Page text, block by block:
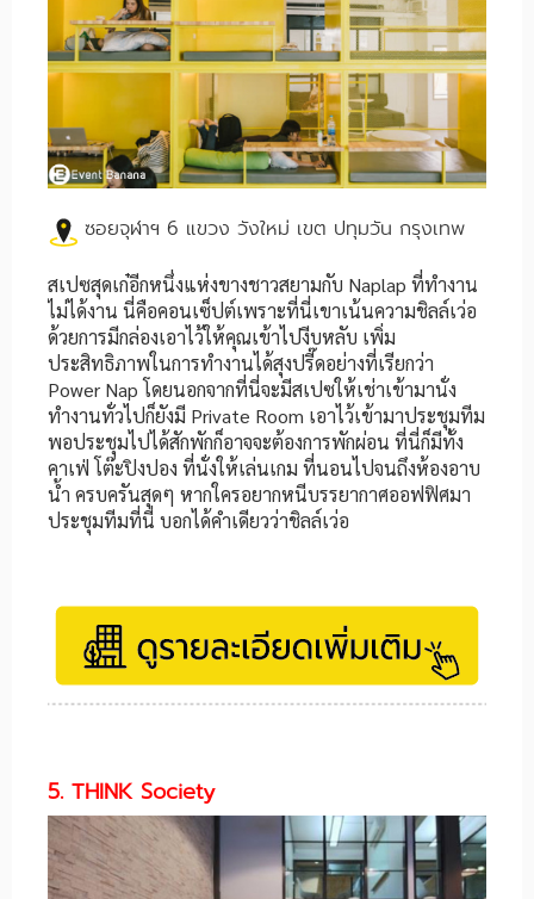
ซอยจุฬาฯ 6 แขวง วังใหม่ เขต ปทุมวัน กรุงเทพ
สเปซสุดเก๋อีกหนึ่งแห่งขางชาวสยามกับ Naplap ที่ทำงาน
ไม่ได้งาน นี่คือคอนเซ็ปต์เพราะที่นี่เขาเน้นความชิลล์เว่อ
ด้วยการมีกล่องเอาไว้ให้คุณเข้าไปงีบหลับ เพิ่ม
ประสิทธิภาพในการทำงานได้สุงปรี๊ดอย่างที่เรียกว่า
Power Nap โดยนอกจากที่นี่จะมีสเปซให้เช่าเข้ามานั่ง
ทำงานทั่วไปก็ยังมี Private Room เอาไว้เข้ามาประชุมทีม
พอประชุมไปได้สักพักก็อาจจะต้องการพักผ่อน ที่นี่ก็มีทั้ง
คาเฟ่ โต๊ะปิงปอง ที่นั่งให้เล่นเกม ที่นอนไปจนถึงห้องอาบ
น้ำ ครบครันสุดๆ หากใครอยากหนีบรรยากาศออฟฟิศมา
ประชุมทีมที่นี่ บอกได้คำเดียวว่าชิลล์เว่อ
5. THINK Society